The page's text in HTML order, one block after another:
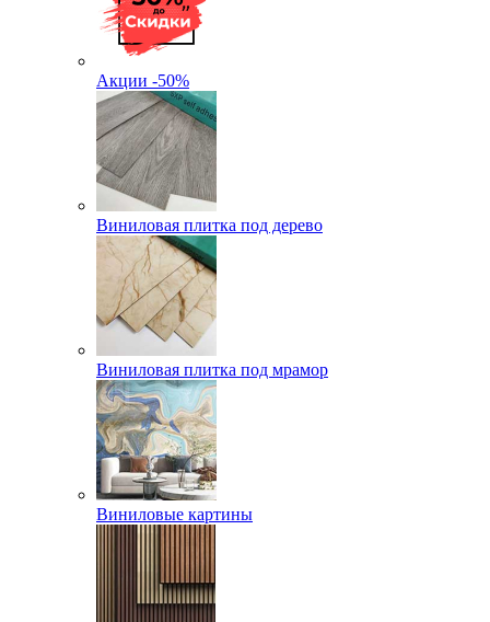
Акции -50%
Виниловая плитка под дерево
Виниловая плитка под мрамор
Виниловые картины